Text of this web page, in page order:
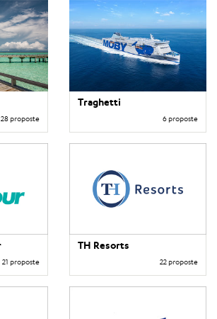
28 proposte
Traghetti
6 proposte
21 proposte
TH Resorts
22 proposte